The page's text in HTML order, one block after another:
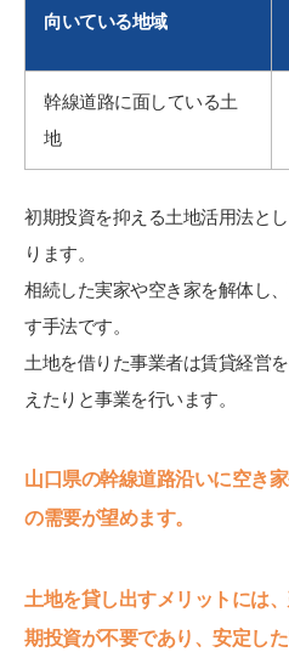
向いている地域
幹線道路に面している土
地
初期投資を抑える土地活用法と
ります。
相続した実家や空き家を解体し
す手法です。
土地を借りた事業者は賃貸経営
えたりと事業を行います。
山口県の幹線道路沿いに空き
の需要が望めます。
土地を貸し出すメリットには
期投資が不要であり、安定し